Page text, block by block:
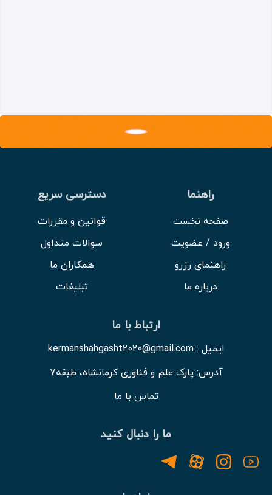
راهنما
صفحه نخست
ورود / عضویت
راهنمای رزرو
درباره ما
دسترسی سریع
قوانین و مقررات
سوالات متداول
همکاران ما
تبلیغات
ارتباط با ما
ایمیل : kermanshahgasht2020@gmail.com
آدرس: پارک علم و فناوری کرمانشاه، طبقه7
تماس با ما
ما را دنبال کنید